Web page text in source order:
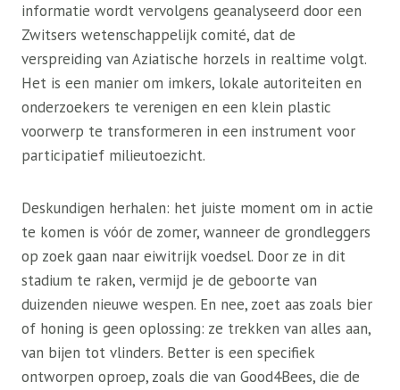
informatie wordt vervolgens geanalyseerd door een
Zwitsers wetenschappelijk comité, dat de
verspreiding van Aziatische horzels in realtime volgt.
Het is een manier om imkers, lokale autoriteiten en
onderzoekers te verenigen en een klein plastic
voorwerp te transformeren in een instrument voor
participatief milieutoezicht.
Deskundigen herhalen: het juiste moment om in actie
te komen is vóór de zomer, wanneer de grondleggers
op zoek gaan naar eiwitrijk voedsel. Door ze in dit
stadium te raken, vermijd je de geboorte van
duizenden nieuwe wespen. En nee, zoet aas zoals bier
of honing is geen oplossing: ze trekken van alles aan,
van bijen tot vlinders. Better is een specifiek
ontworpen oproep, zoals die van Good4Bees, die de